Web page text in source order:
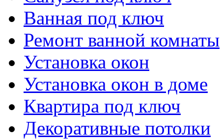
Ванная под ключ
Ремонт ванной комнаты
Установка окон
Установка окон в доме
Квартира под ключ
Декоративные потолки